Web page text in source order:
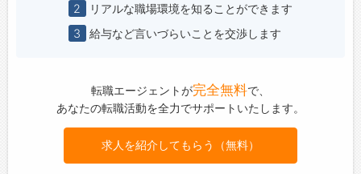
2
リアルな職場環境を知ることができます
3
給与など言いづらいことを交渉します
転職エージェントが完全無料で、
あなたの転職活動を全力でサポートいたします。
求人を紹介してもらう（無料）